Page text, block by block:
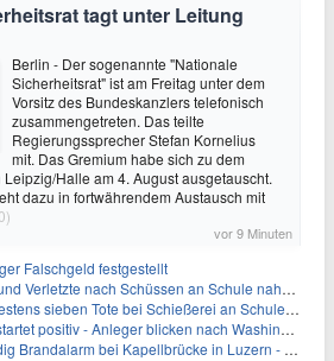
tagt unter Leitung
Berlin - Der sogenannte "Nationale
Sicherheitsrat" ist am Freitag unter dem
Vorsitz des Bundeskanzlers telefonisch
zusammengetreten. Das teilte
Regierungssprecher Stefan Kornelius
mit. Das Gremium habe sich zu dem
Halle am 4. August ausgetauscht.
dazu in fortwährendem Austausch mit
vor 9 Minuten
Falschgeld festgestellt
Verletzte nach Schüssen an Schule nahe Bangkok
sieben Tote bei Schießerei an Schule nahe Bangkok
positiv - Anleger blicken nach Washington
Brandalarm bei Kapellbrücke in Luzern - Spinnen?